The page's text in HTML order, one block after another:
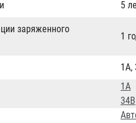
5
заряженного
1
1A,
1А
34В